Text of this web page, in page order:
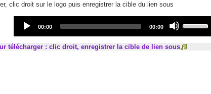
to
increase
or
decrease
clic droit sur le logo puis enregistrer la cible du lien sous
Audio
Player
Current
00:00
Total
00:00
Up/Down
keys
télécharger : clic droit, enregistrer la cible de lien sous